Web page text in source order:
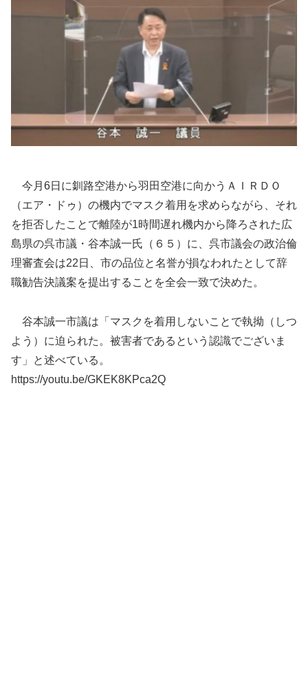
今月6日に釧路空港から羽田空港に向かうＡＩＲＤＯ
（エア・ドゥ）の機内でマスク着用を求めらながら、それ
を拒否したことで離陸が1時間遅れ機内から降ろされた広
島県の呉市議・谷本誠一氏（６５）に、呉市議会の政治倫
理審査会は22日、市の品位と名誉が損なわれたとして辞
職勧告決議案を提出することを全会一致で決めた。
谷本誠一市議は「マスクを着用しないことで執拗（しつ
よう）に迫られた。被害者であるという認識でございま
す」と述べている。
https://youtu.be/GKEK8KPca2Q